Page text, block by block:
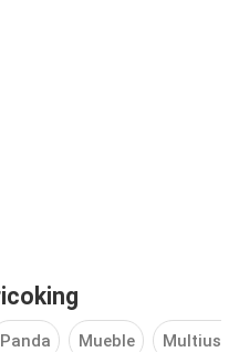
Panda Mueble Multiusos